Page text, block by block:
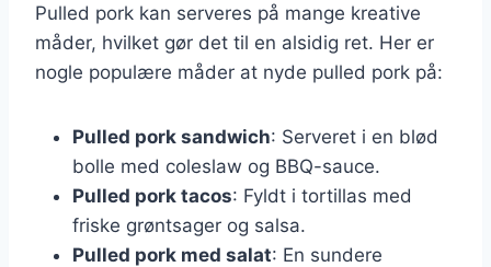
Pulled pork kan serveres på mange kreative
måder, hvilket gør det til en alsidig ret. Her er
nogle populære måder at nyde pulled pork på:
Pulled pork sandwich: Serveret i en blød
bolle med coleslaw og BBQ-sauce.
Pulled pork tacos: Fyldt i tortillas med
friske grøntsager og salsa.
Pulled pork med salat: En sundere